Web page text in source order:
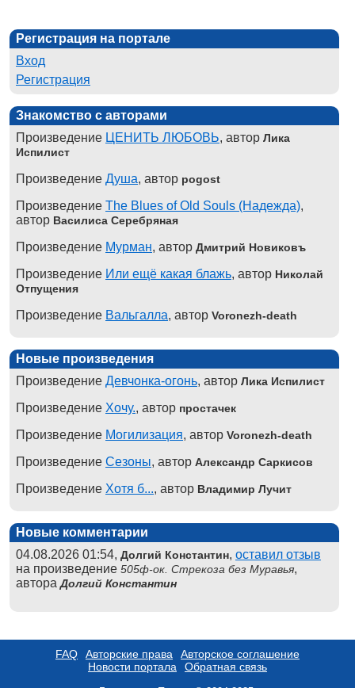
Регистрация на портале
Вход
Регистрация
Знакомство с авторами
Произведение ЦЕНИТЬ ЛЮБОВЬ, автор Лика
Испилист
Произведение Душа, автор pogost
Произведение The Blues of Old Souls (Надежда),
автор Василиса Серебряная
Произведение Мурман, автор Дмитрий Новиковъ
Произведение Или ещё какая блажь, автор Николай
Отпущения
Произведение Вальгалла, автор Voronezh-death
Новые произведения
Произведение Девчонка-огонь, автор Лика Испилист
Произведение Хочу., автор простачек
Произведение Могилизация, автор Voronezh-death
Произведение Сезоны, автор Александр Саркисов
Произведение Хотя б..., автор Владимир Лучит
Новые комментарии
04.08.2026 01:54, Долгий Константин, оставил отзыв
на произведение 505ф-ок. Стрекоза без Муравья,
автораДолгий Константин
FAQ Авторские права
Авторское соглашение
Новости портала
Обратная связь